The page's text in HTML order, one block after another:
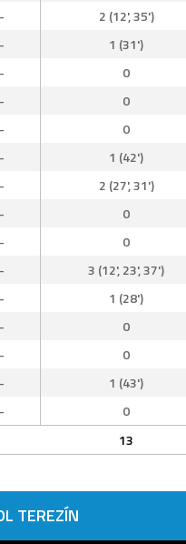
- 2 (12', 35')
- 1 (31')
- 0
- 0
- 0
- 1 (42')
- 2 (27', 31')
- 0
- 0
- 3 (12', 23', 37')
- 1 (28')
- 0
- 0
- 1 (43')
- 0
13
TEREZÍN